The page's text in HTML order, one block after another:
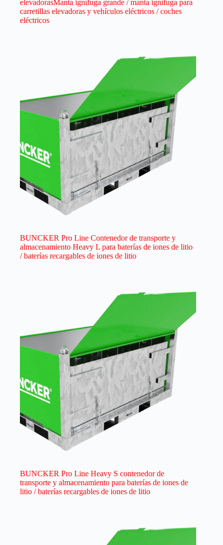
elevadorasManta ignífuga grande / manta ignífuga para
carretillas elevadoras y vehículos eléctricos / coches
eléctricos
BUNCKER Pro Line Contenedor de transporte y
almacenamiento Heavy L para baterías de iones de litio
/ baterías recargables de iones de litio
BUNCKER Pro Line Heavy S contenedor de
transporte y almacenamiento para baterías de iones de
litio / baterías recargables de iones de litio